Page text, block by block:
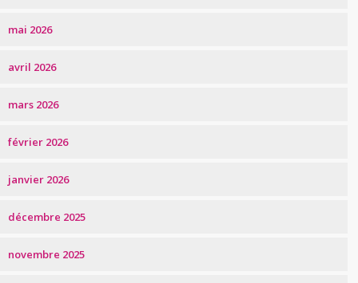
mai 2026
avril 2026
mars 2026
février 2026
janvier 2026
décembre 2025
novembre 2025